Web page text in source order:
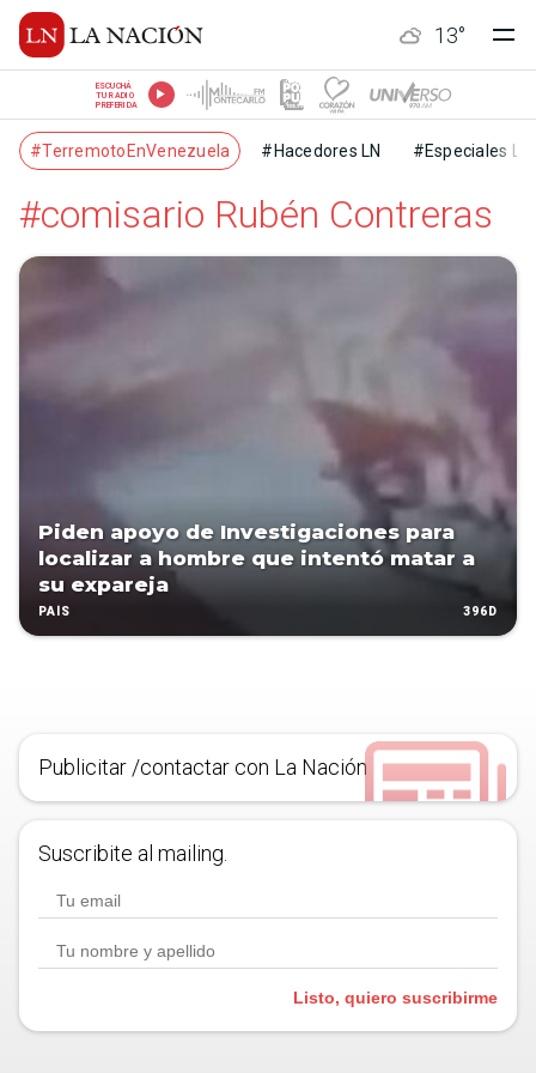
13°
ESCUCHÁ
TU RADIO
PREFERIDA
#TerremotoEnVenezuela #Hacedores LN #Especiales LN
#comisario Rubén Contreras
Piden apoyo de Investigaciones para
localizar a hombre que intentó matar a
su expareja
PAÍS 396D
Publicitar /contactar con La Nación
Suscribite al mailing.
Listo, quiero suscribirme